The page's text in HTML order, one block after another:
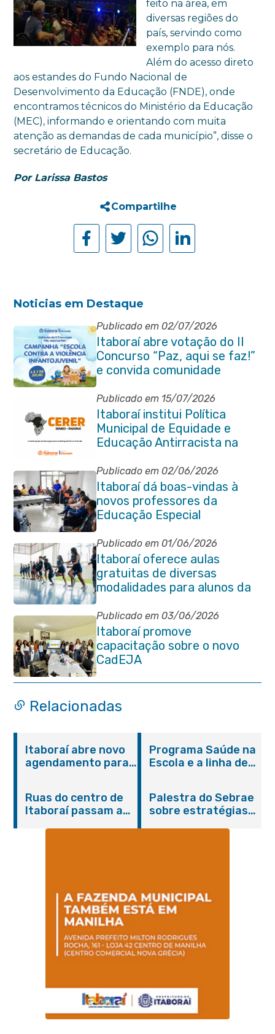
feito na área, em
diversas regiões do
país, servindo como
exemplo para nós.
Além do acesso direto
aos estandes do Fundo Nacional de
Desenvolvimento da Educação (FNDE), onde
encontramos técnicos do Ministério da Educação
(MEC), informando e orientando com muita
atenção as demandas de cada município”, disse o
secretário de Educação.
Por Larissa Bastos
Compartilhe
Noticias em Destaque
Publicado em 02/07/2026
Itaboraí abre votação do II
Concurso “Paz, aqui se faz!”
e convida comunidade
Publicado em 15/07/2026
Itaboraí institui Política
Municipal de Equidade e
Educação Antirracista na
Publicado em 02/06/2026
Itaboraí dá boas-vindas à
novos professores da
Educação Especial
Publicado em 01/06/2026
Itaboraí oferece aulas
gratuitas de diversas
modalidades para alunos da
rede municipal de ensino
Publicado em 03/06/2026
Itaboraí promove
capacitação sobre o novo
CadEJA
Relacionadas
Itaboraí abre novo
agendamento para
Programa Saúde na
Escola e a linha de
promovem
conscientização
sobre hanseníase
Ruas do centro de
Itaboraí passam a
Palestra do Sebrae
sobre estratégias